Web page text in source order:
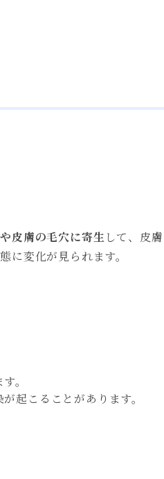
皮膚の毛穴に寄生 して、皮
に変化が見られます。
。
起こることがあります。